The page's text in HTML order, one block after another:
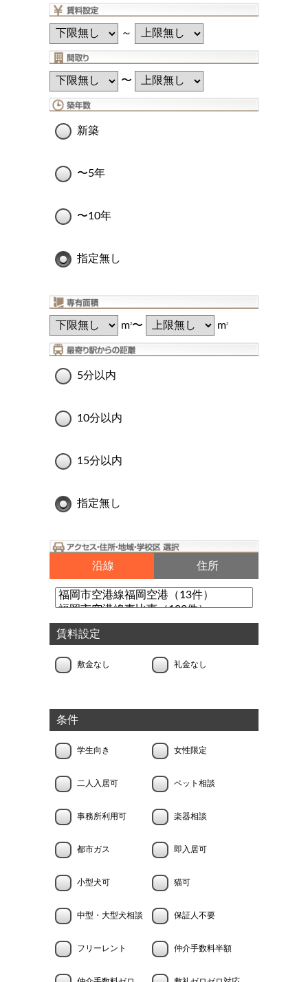
～
〜
新築
〜5年
〜10年
指定無し
m2〜 m2
5分以内
10分以内
15分以内
指定無し
沿線 住所
賃料設定
敷金なし 礼金なし
条件
学生向き 女性限定
二人入居可 ペット相談
事務所利用可 楽器相談
都市ガス 即入居可
小型犬可 猫可
中型・大型犬相談 保証人不要
フリーレント 仲介手数料半額